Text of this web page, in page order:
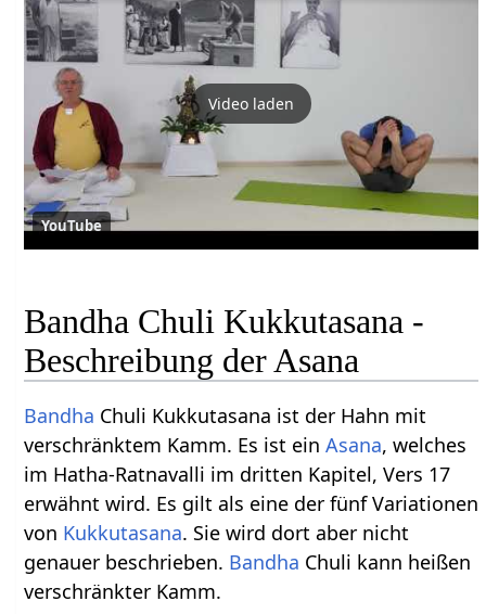
Video laden
YouTube
Bandha Chuli Kukkutasana -
Beschreibung der Asana
Bandha Chuli Kukkutasana ist der Hahn mit
verschränktem Kamm. Es ist einAsana, welches
im Hatha-Ratnavalli im dritten Kapitel, Vers 17
erwähnt wird. Es gilt als eine der fünf Variationen
von Kukkutasana. Sie wird dort aber nicht
genauer beschrieben. Bandha Chuli kann heißen
verschränkter Kamm.